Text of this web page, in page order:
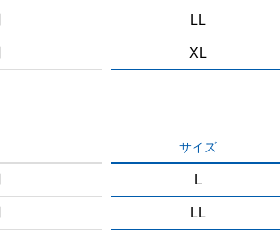
LL
XL
サイズ
L
LL